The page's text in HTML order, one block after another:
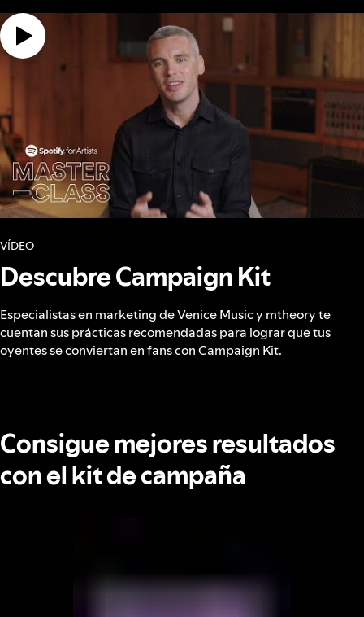
VÍDEO
Descubre Campaign Kit
Especialistas en marketing de Venice Music y mtheory te
cuentan sus prácticas recomendadas para lograr que tus
oyentes se conviertan en fans con Campaign Kit.
Consigue mejores resultados
con el kit de campaña